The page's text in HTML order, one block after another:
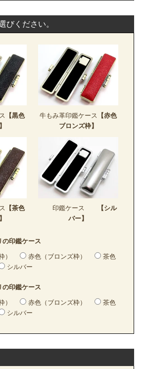
びください。
【黒色
牛もみ革印鑑ケース 【赤色
ブロンズ枠】
【茶色
印鑑ケース
【シル
バー】
印鑑ケース
枠） 赤色（ブロンズ枠）
茶色
シルバー
印鑑ケース
枠） 赤色（ブロンズ枠）
茶色
シルバー